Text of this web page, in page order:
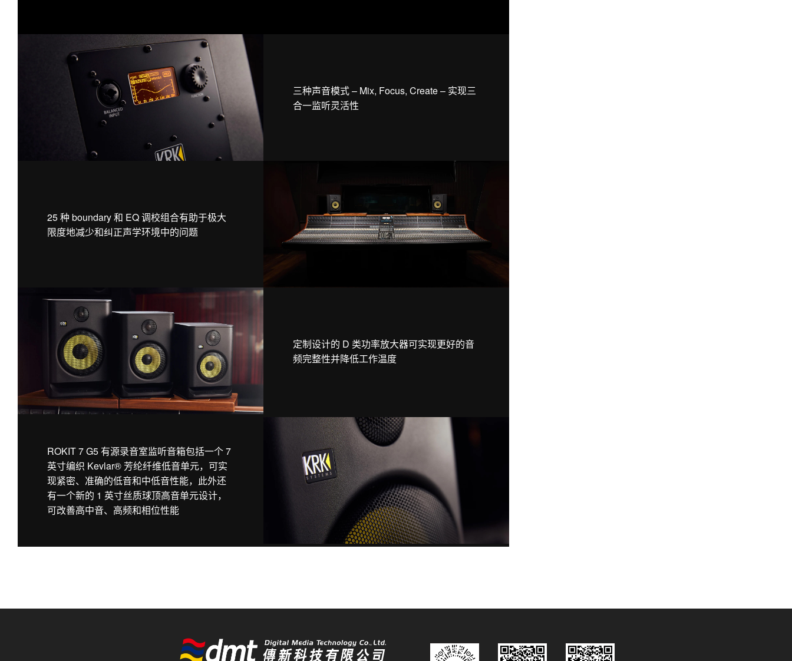
三种声音模式 – Mix, Focus, Create – 实现三
合一监听灵活性
25 种 boundary 和 EQ 调校组合有助于极大
限度地减少和纠正声学环境中的问题
定制设计的 D 类功率放大器可实现更好的音
频完整性并降低工作温度
ROKIT 7 G5 有源录音室监听音箱包括一个 7
英寸编织 Kevlar® 芳纶纤维低音单元，可实
现紧密、准确的低音和中低音性能，此外还
有一个新的 1 英寸丝质球顶高音单元设计，
可改善高中音、高频和相位性能